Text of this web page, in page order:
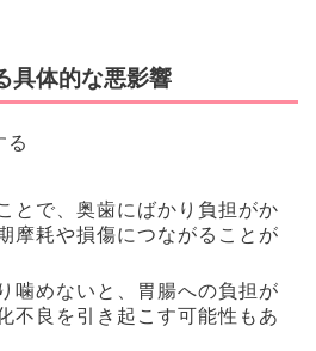
具体的な悪影響
る
とで、奥歯にばかり負担がか
摩耗や損傷につながることが
噛めないと、胃腸への負担が
不良を引き起こす可能性もあ